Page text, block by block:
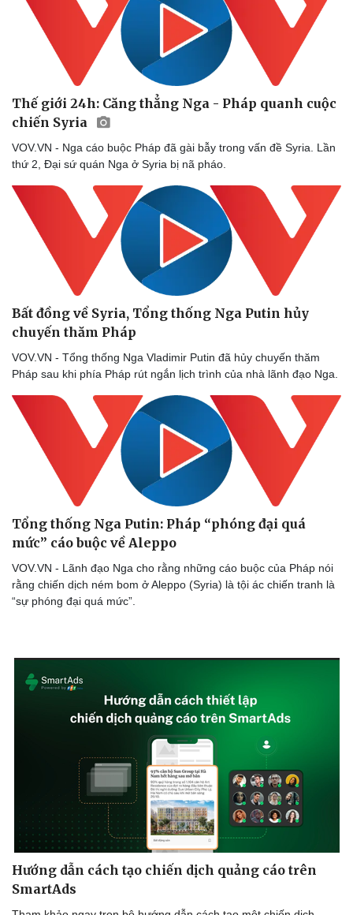
Sức khỏe
Dinh dưỡng - món ngon
Cây thuốc
Sản phụ khoa
Nam khoa
Làm đẹp - giảm cân
Phòng mạch online
Ăn sạch sống khỏe
Đời sống
Nhà đẹp
Blog
Tình yêu - Gia đình
Thế giới 24h: Căng thẳng Nga - Pháp quanh cuộc
chiến Syria
VOV.VN - Nga cáo buộc Pháp đã gài bẫy trong vấn đề Syria. Lần
thứ 2, Đại sứ quán Nga ở Syria bị nã pháo.
Bất đồng về Syria, Tổng thống Nga Putin hủy
chuyến thăm Pháp
VOV.VN - Tổng thống Nga Vladimir Putin đã hủy chuyến thăm
Pháp sau khi phía Pháp rút ngắn lịch trình của nhà lãnh đạo Nga.
Tổng thống Nga Putin: Pháp “phóng đại quá
mức” cáo buộc về Aleppo
VOV.VN - Lãnh đạo Nga cho rằng những cáo buộc của Pháp nói
rằng chiến dịch ném bom ở Aleppo (Syria) là tội ác chiến tranh là
“sự phóng đại quá mức”.
Hướng dẫn cách tạo chiến dịch quảng cáo trên
SmartAds